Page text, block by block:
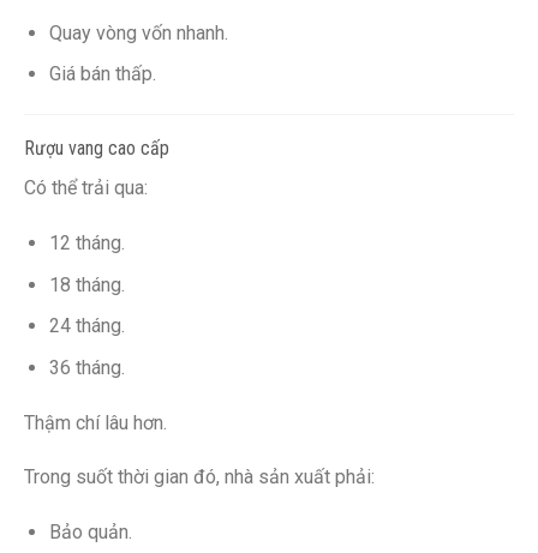
Quay vòng vốn nhanh.
Giá bán thấp.
Rượu vang cao cấp
Có thể trải qua:
12 tháng.
18 tháng.
24 tháng.
36 tháng.
Thậm chí lâu hơn.
Trong suốt thời gian đó, nhà sản xuất phải:
Bảo quản.